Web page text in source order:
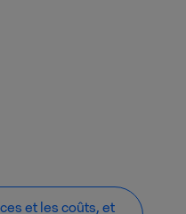
et les coûts, et